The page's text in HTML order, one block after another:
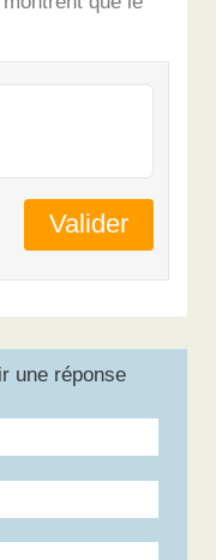
Valider
une réponse